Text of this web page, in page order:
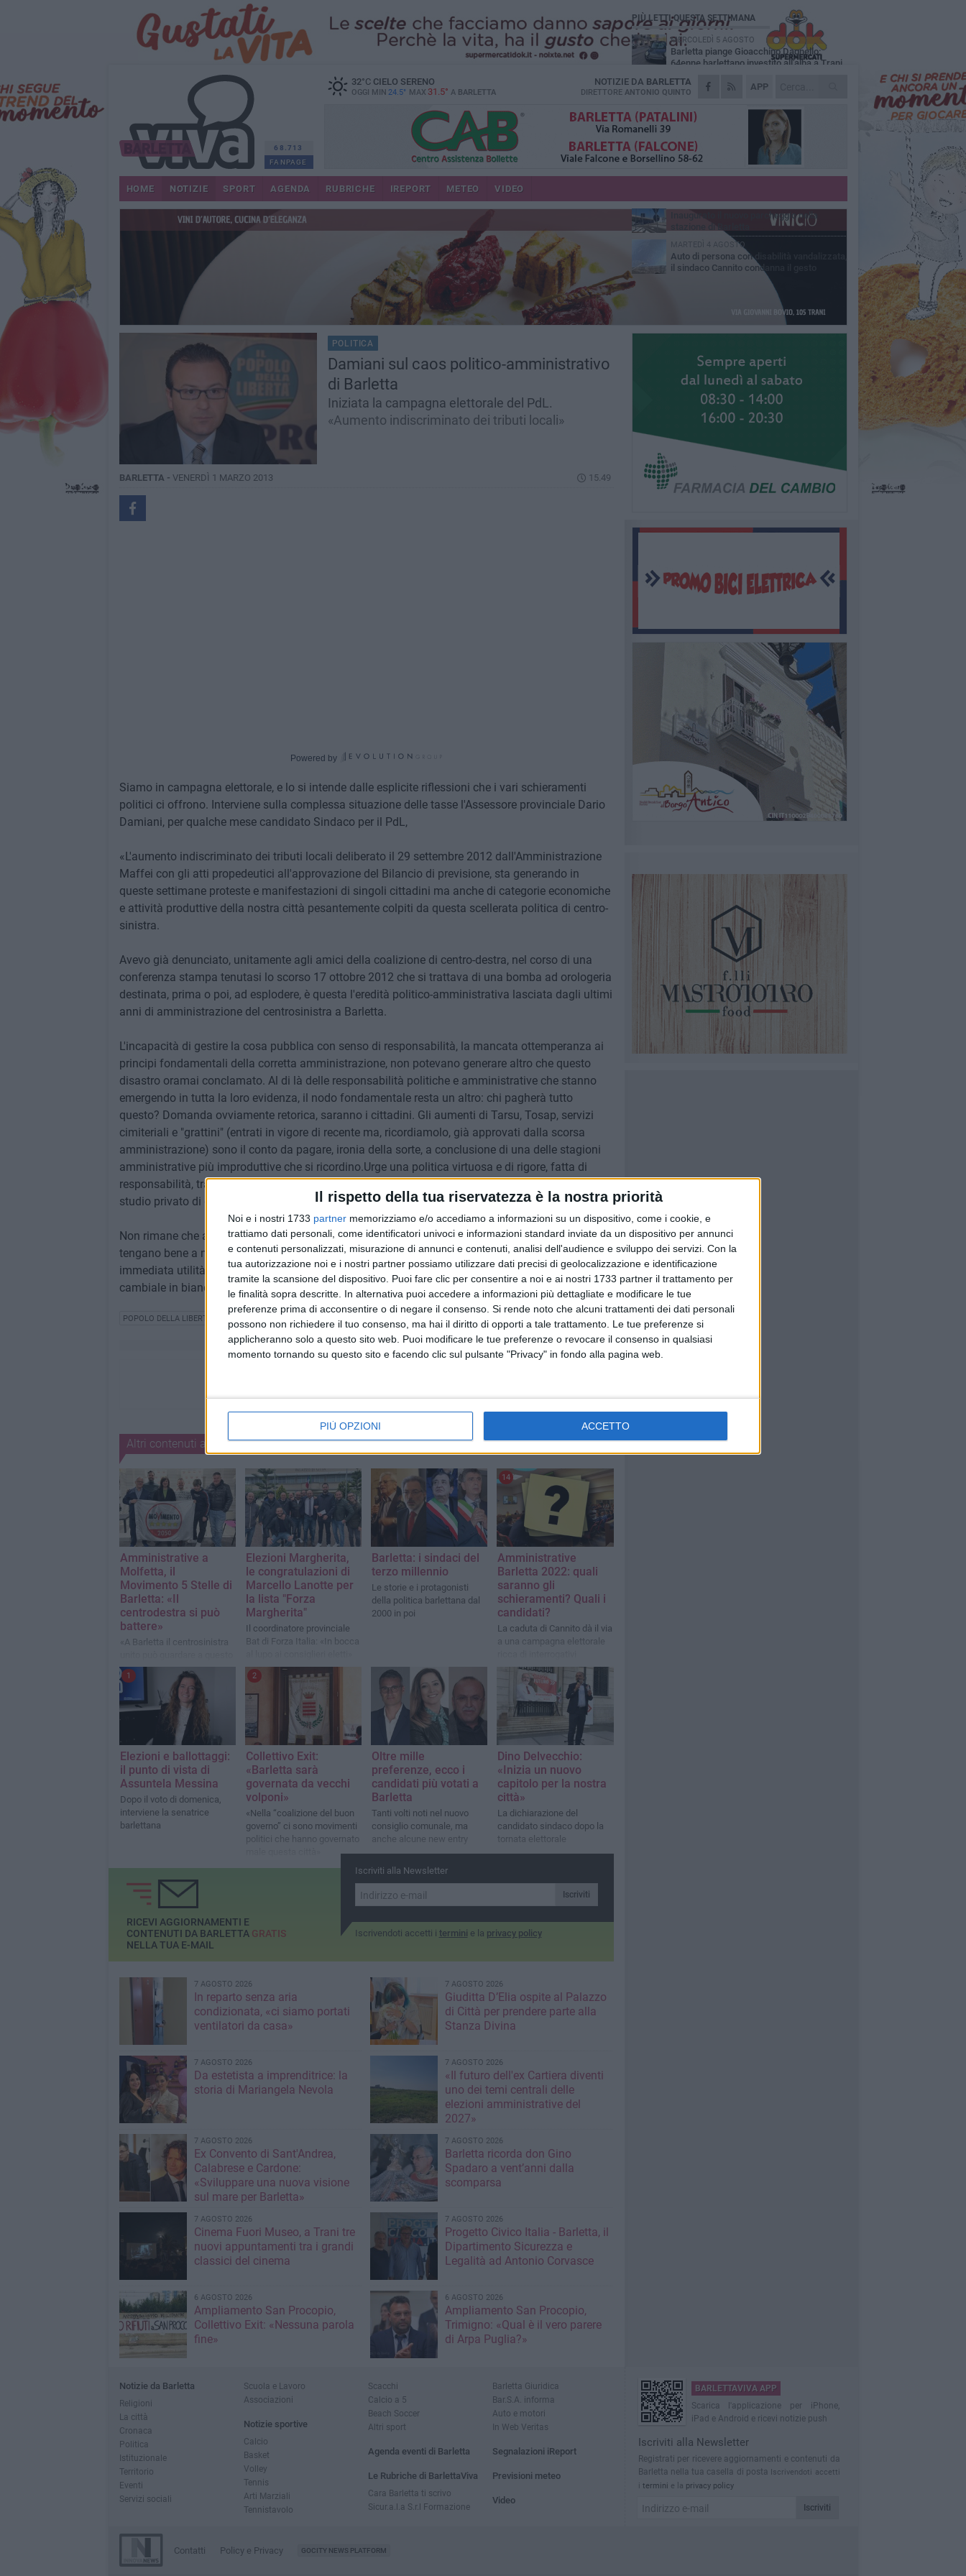
Il rispetto della tua riservatezza è la nostra priorità
Noi e i nostri 1733 partner memorizziamo e/o accediamo a informazioni su un dispositivo, come i cookie, e
trattiamo dati personali, come identificatori univoci e informazioni standard inviate da un dispositivo per annunci
e contenuti personalizzati, misurazione di annunci e contenuti, analisi dell'audience e sviluppo dei servizi. Con la
tua autorizzazione noi e i nostri partner possiamo utilizzare dati precisi di geolocalizzazione e identificazione
tramite la scansione del dispositivo. Puoi fare clic per consentire a noi e ai nostri 1733 partner il trattamento per
le finalità sopra descritte. In alternativa puoi accedere a informazioni più dettagliate e modificare le tue
preferenze prima di acconsentire o di negare il consenso. Si rende noto che alcuni trattamenti dei dati personali
possono non richiedere il tuo consenso, ma hai il diritto di opporti a tale trattamento. Le tue preferenze si
applicheranno solo a questo sito web. Puoi modificare le tue preferenze o revocare il consenso in qualsiasi
momento tornando su questo sito e facendo clic sul pulsante "Privacy" in fondo alla pagina web.
PIÙ OPZIONI ACCETTO
68.713
FANPAGE
32°CCIELO SERENO
OGGI MIN 24.5° MAX 31.5° A BARLETTA
APP
NOTIZIE DA BARLETTA
DIRETTORE ANTONIO QUINTO
HOME NOTIZIE SPORT AGENDA RUBRICHE IREPORT METEO VIDEO
POLITICA
Damiani sul caos politico-amministrativo
di Barletta
Iniziata la campagna elettorale del PdL.
«Aumento indiscriminato dei tributi locali»
BARLETTA - VENERDÌ 1 MARZO 2013 15.49
Powered by
Siamo in campagna elettorale, e lo si intende dalle esplicite riflessioni che i vari schieramenti
politici ci offrono. Interviene sulla complessa situazione delle tasse l'Assessore provinciale Dario
Damiani, per qualche mese candidato Sindaco per il PdL,
«L'aumento indiscriminato dei tributi locali deliberato il 29 settembre 2012 dall'Amministrazione
Maffei con gli atti propedeutici all'approvazione del Bilancio di previsione, sta generando in
queste settimane proteste e manifestazioni di singoli cittadini ma anche di categorie economiche
e attività produttive della nostra città pesantemente colpiti da questa scellerata politica di centro-
sinistra.
Avevo già denunciato, unitamente agli amici della coalizione di centro-destra, nel corso di una
conferenza stampa tenutasi lo scorso 17 ottobre 2012 che si trattava di una bomba ad orologeria
destinata, prima o poi, ad esplodere, è questa l'eredità politico-amministrativa lasciata dagli ultimi
anni di amministrazione del centrosinistra a Barletta.
L'incapacità di gestire la cosa pubblica con senso di responsabilità, la mancata ottemperanza ai
principi fondamentali della corretta amministrazione, non potevano generare altro che questo
disastro oramai conclamato. Al di là delle responsabilità politiche e amministrative che stanno
emergendo in tutta la loro evidenza, il nodo fondamentale resta un altro: chi pagherà tutto
questo? Domanda ovviamente retorica, saranno i cittadini. Gli aumenti di Tarsu, Tosap, servizi
cimiteriali e "grattini" (entrati in vigore di recente ma, ricordiamolo, già approvati dalla scorsa
amministrazione) sono il conto da pagare, ironia della sorte, a conclusione di una delle stagioni
amministrative più improduttive che si ricordino.Urge una politica virtuosa e di rigore, fatta di
responsabilità, trasparenza e partecipazione. Palazzo di città è la casa di tutti i cittadini e non lo
studio privato di qualcuno poco interessato al bene comune.
Non rimane che augurarsi – conclude - che i cittadini abbiano, si spera, imparato la lezione e la
tengano bene a mente quando torneranno alle urne: ogni voto dato finora in cambio di una
immediata utilità, di qualunque natura, si è rivelato a conti fatti nient'altro che una onerosa
cambiale in bianco, firmata a una classe politica che non merita più alcun credito».
POPOLO DELLA LIBERTÀ ELEZIONI AMMINISTRATIVE
Altri contenuti a tema
Amministrative a
Molfetta, il
Movimento 5 Stelle di
Barletta: «Il
centrodestra si può
battere»
«A Barletta il centrosinistra
modello come a una fonte di
ispirazione»
Elezioni Margherita,
le congratulazioni di
Marcello Lanotte per
la lista "Forza
Margherita"
Il coordinatore provinciale
Bat di Forza Italia: «In bocca
Barletta: i sindaci del
terzo millennio
Le storie e i protagonisti
della politica barlettana dal
2000 in poi
14
Amministrative
Barletta 2022: quali
saranno gli
schieramenti? Quali i
candidati?
La caduta di Cannito dà il via
a una campagna elettorale
1
Elezioni e ballottaggi:
il punto di vista di
Assuntela Messina
Dopo il voto di domenica,
interviene la senatrice
barlettana
2
Collettivo Exit:
«Barletta sarà
governata da vecchi
volponi»
«Nella “coalizione del buon
governo” ci sono movimenti
politici che hanno governato
Oltre mille
preferenze, ecco i
candidati più votati a
Barletta
Tanti volti noti nel nuovo
consiglio comunale, ma
anche alcune new entry
Dino Delvecchio:
«Inizia un nuovo
capitolo per la nostra
città»
La dichiarazione del
candidato sindaco dopo la
tornata elettorale
Iscriviti alla Newsletter
Iscriviti
Iscrivendoti accetti i termini e la privacy policy
RICEVI AGGIORNAMENTI E
CONTENUTI DA BARLETTA GRATIS
NELLA TUA E-MAIL
7 AGOSTO 2026
In reparto senza aria
condizionata, «ci siamo portati
ventilatori da casa»
7 AGOSTO 2026
Giuditta D’Elia ospite al Palazzo
di Città per prendere parte alla
Stanza Divina
7 AGOSTO 2026
Da estetista a imprenditrice: la
storia di Mariangela Nevola
7 AGOSTO 2026
«Il futuro dell'ex Cartiera diventi
uno dei temi centrali delle
elezioni amministrative del
2027»
7 AGOSTO 2026
Ex Convento di Sant'Andrea,
Calabrese e Cardone:
«Sviluppare una nuova visione
sul mare per Barletta»
7 AGOSTO 2026
Barletta ricorda don Gino
Spadaro a vent’anni dalla
scomparsa
7 AGOSTO 2026
Cinema Fuori Museo, a Trani tre
nuovi appuntamenti tra i grandi
classici del cinema
7 AGOSTO 2026
Progetto Civico Italia - Barletta, il
Dipartimento Sicurezza e
Legalità ad Antonio Corvasce
6 AGOSTO 2026
Ampliamento San Procopio,
Collettivo Exit: «Nessuna parola
fine»
6 AGOSTO 2026
Ampliamento San Procopio,
Trimigno: «Qual è il vero parere
di Arpa Puglia?»
PIÙ LETTI QUESTA SETTIMANA
MERCOLEDÌ 5 AGOSTO
Barletta piange Gioacchino Dagnello:
64enne barlettano investito all'alba a Trani
GIOVEDÌ 6 AGOSTO
Il ricordo di "Cecco", il benzinaio col
separavano dalla pensione»
MERCOLEDÌ 5 AGOSTO
Jova Summer Party, giovedì mattina
sopralluogo nell'area dell'evento
DOMENICA 2 AGOSTO
Beni confiscati alla mafia. Nasce il servizio
VENERDÌ 31 LUGLIO
Inaugurato il nuovo parcheggio nella
MARTEDÌ 4 AGOSTO
Auto di persona con disabilità vandalizzata,
il sindaco Cannito condanna il gesto
Notizie da Barletta
Religioni
La città
Cronaca
Politica
Istituzionale
Territorio
Eventi
Servizi sociali
Scuola e Lavoro
Associazioni
Notizie sportive
Calcio
Basket
Volley
Tennis
Arti Marziali
Tennistavolo
Scacchi
Calcio a 5
Beach Soccer
Altri sport
Agenda eventi di Barletta
Le Rubriche di BarlettaViva
Cara Barletta ti scrivo
Sicur.a.l.a S.r.l Formazione
Barletta Giuridica
Bar.S.A. informa
Auto e motori
In Web Veritas
Segnalazioni iReport
Previsioni meteo
Video
BARLETTAVIVA APP
Scarica l'applicazione per iPhone,
iPad e Android e ricevi notizie push
Iscriviti alla Newsletter
Registrati per ricevere aggiornamenti e contenuti da
Barletta nella tua casella di posta
Iscrivendoti accetti
i termini e la privacy policy
Iscriviti
Contatti Policy e Privacy GOCITY NEWS PLATFORM